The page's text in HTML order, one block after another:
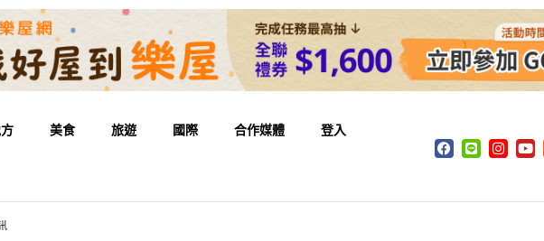
美食 旅遊 國際 合作媒體 登入